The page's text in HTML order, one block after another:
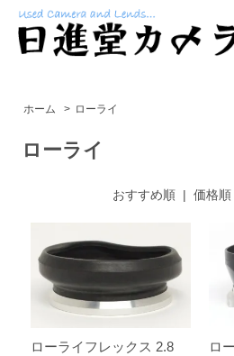
ホーム > ローライ
ローライ
おすすめ順| 価格順
ローライフレックス 2.8
ロ